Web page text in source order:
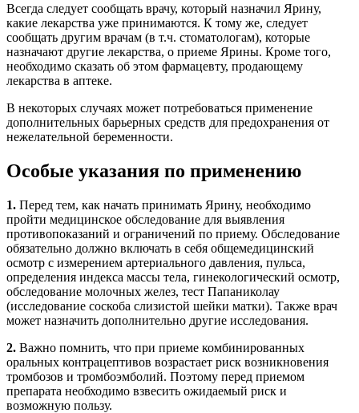
Всегда следует сообщать врачу, который назначил Ярину,
какие лекарства уже принимаются. К тому же, следует
сообщать другим врачам (в т.ч. стоматологам), которые
назначают другие лекарства, о приеме Ярины. Кроме того,
необходимо сказать об этом фармацевту, продающему
лекарства в аптеке.
В некоторых случаях может потребоваться применение
дополнительных барьерных средств для предохранения от
нежелательной беременности.
Особые указания по применению
1. Перед тем, как начать принимать Ярину, необходимо
пройти медицинское обследование для выявления
противопоказаний и ограничений по приему. Обследование
обязательно должно включать в себя общемедицинский
осмотр с измерением артериального давления, пульса,
определения индекса массы тела, гинекологический осмотр,
обследование молочных желез, тест Папаниколау
(исследование соскоба слизистой шейки матки). Также врач
может назначить дополнительно другие исследования.
2. Важно помнить, что при приеме комбинированных
оральных контрацептивов возрастает риск возникновения
тромбозов и тромбоэмболий. Поэтому перед приемом
препарата необходимо взвесить ожидаемый риск и
возможную пользу.